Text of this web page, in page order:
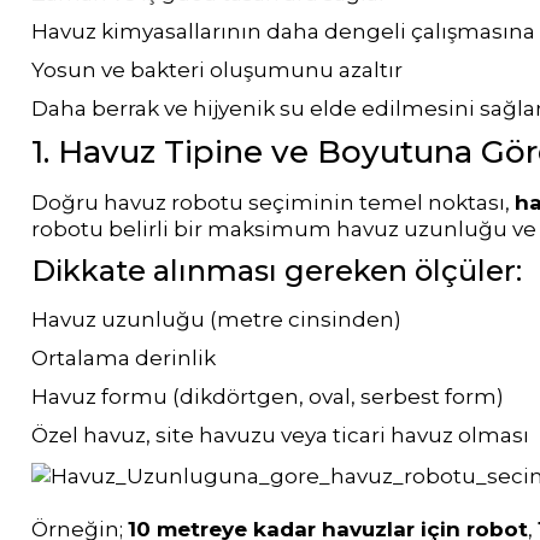
Düşürücü Toz
Sıvı pH Düşürücü
pH Yükseltici
İyon Bağlayıcı
Kostik
Gemaş Havuz
Spino Havuz
Süs Havuzu
Aydınlatma
Sistemleri
Su Sporları Dünyası
Havuz Vana
Havuz kimyasallarının daha dengeli çalışmasına
Yosun ve bakteri oluşumunu azaltır
Daha berrak ve hijyenik su elde edilmesini
1. Havuz Tipine ve Boyutuna
Doğru havuz robotu seçiminin temel noktası,
robotu belirli bir maksimum havuz uzunluğu ve
Dikkate alınması gereken ölçüler:
Havuz uzunluğu (metre cinsinden)
Ortalama derinlik
Havuz formu (dikdörtgen, oval, serbest form)
Özel havuz, site havuzu veya ticari havuz olması
Örneğin; 10 metreye kadar havuzlar için robot,